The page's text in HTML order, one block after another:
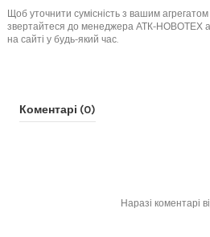
Щоб уточнити сумісність з вашим агрегатом
звертайтеся до менеджера АТК-НОВОТЕХ
на сайті у будь-який час.
Коментарі (0)
Наразі коментарі